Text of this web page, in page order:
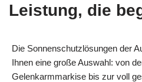
Leistung, die
Die Sonnenschutzlösungen der
Ihnen eine große Auswahl: von
Gelenkarmmarkise bis zur voll